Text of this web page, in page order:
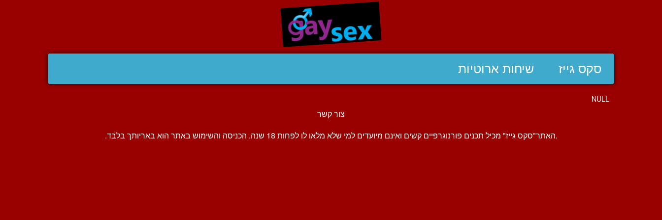
סקס גייז שיחות ארוטיות
NULL
צור קשר
.האתר"סקס גייז" מכיל תכנים פורנוגרפיים קשים ואינם מיועדים למי שלא מלאו לו לפחות 18 שנה. הכניסה והשימוש באתר הוא באריותך בלבד.